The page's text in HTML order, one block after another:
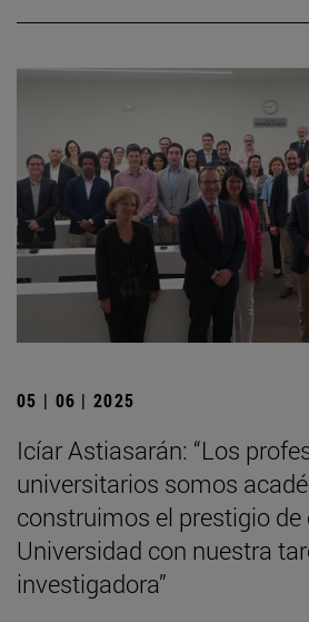
05 | 06 | 2025
Icíar Astiasarán: “Los
universitarios somos
construimos el prestigio de
Universidad con nuestra
investigadora”